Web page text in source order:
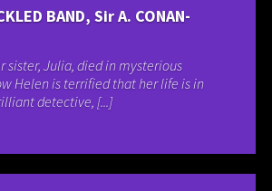
BAND, Sir A. CONAN-
sister, Julia, died in mysterious
Helen is terrified that her life is in
detective, [...]